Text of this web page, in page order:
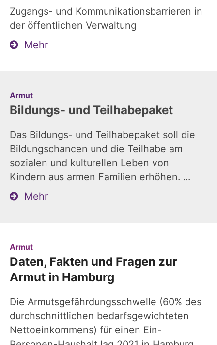
Zugangs- und Kommunikationsbarrieren in
der öffentlichen Verwaltung
Mehr
Armut:
Bildungs- und Teilhabepaket
Das Bildungs- und Teilhabepaket soll die
Bildungschancen und die Teilhabe am
sozialen und kulturellen Leben von
Kindern aus armen Familien erhöhen. ...
Mehr
Armut:
Daten, Fakten und Fragen zur
Armut in Hamburg
Die Armutsgefährdungsschwelle (60% des
durchschnittlichen bedarfsgewichteten
Nettoeinkommens) für einen Ein-